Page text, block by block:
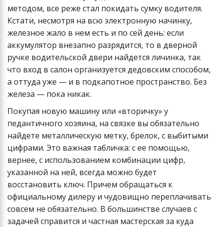
методом, все реже стал покидать сумку водителя.
Кстати, несмотря на всю электронную начинку,
железное жало в нем есть и по сей день: если
аккумулятор внезапно разрядится, то в дверной
ручке водительской двери найдется личинка, так
что вход в салон организуется дедовским способом,
а оттуда уже — и в подкапотное пространство. Без
железа — пока никак.
Покупая новую машину или «вторичку» у
педантичного хозяина, на связке вы обязательно
найдете металлическую метку, брелок, с выбитыми
цифрами. Это важная табличка: с ее помощью,
вернее, с использованием комбинации цифр,
указанной на ней, всегда можно будет
восстановить ключ. Причем обращаться к
официальному дилеру и чудовищно переплачивать
совсем не обязательно. В большинстве случаев с
задачей справится и частная мастерская за куда